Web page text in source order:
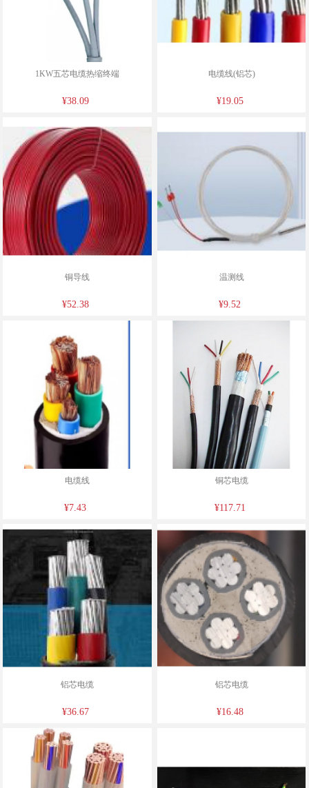
1KW五芯电缆热缩终端
¥38.09
电缆线(铝芯)
¥19.05
铜导线
¥52.38
温测线
¥9.52
电缆线
¥7.43
铜芯电缆
¥117.71
铝芯电缆
¥36.67
铝芯电缆
¥16.48